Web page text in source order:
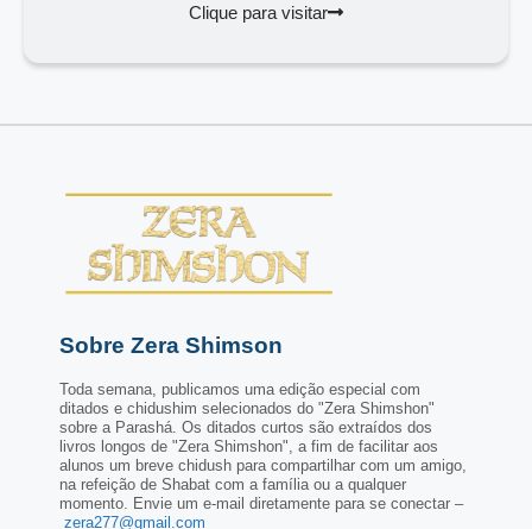
Clique para visitar
Sobre Zera Shimson
Toda semana, publicamos uma edição especial com
ditados e chidushim selecionados do "Zera Shimshon"
sobre a Parashá. Os ditados curtos são extraídos dos
livros longos de "Zera Shimshon", a fim de facilitar aos
alunos um breve chidush para compartilhar com um amigo,
na refeição de Shabat com a família ou a qualquer
momento. Envie um e-mail diretamente para se conectar –
zera277@gmail.com